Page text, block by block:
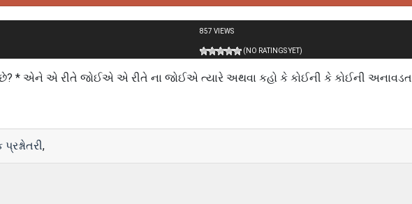
857 VIEWS
(NO RATINGS YET)
* એને એ રીતે જોઈએ એ રીતે ના જોઈએ ત્યારે અથવા કહો કે કોઈની કે કોઈની અનાવડત
,